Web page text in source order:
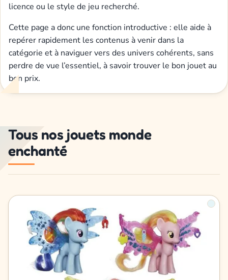
licence ou le style de jeu recherché.
Cette page a donc une fonction introductive : elle aide à
repérer rapidement les contenus à venir dans la
catégorie et à naviguer vers des univers cohérents, sans
perdre de vue l’essentiel, à savoir trouver le bon jouet au
bon prix.
Tous nos jouets monde
enchanté